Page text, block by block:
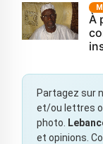
À
Partagez sur
et/ou lettres
photo.
et opinions.